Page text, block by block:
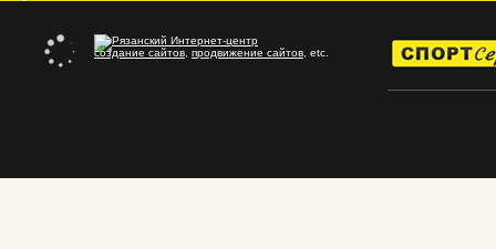
создание сайтов продвижение сайтов , etc.